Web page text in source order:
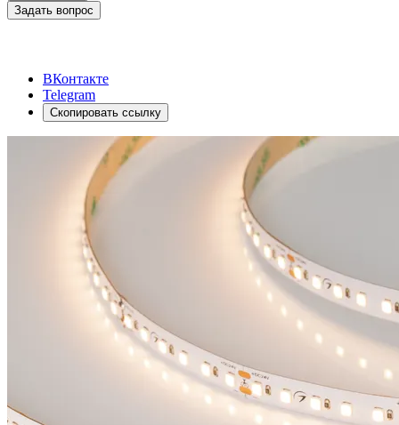
Задать вопрос
ВКонтакте
Telegram
Скопировать ссылку